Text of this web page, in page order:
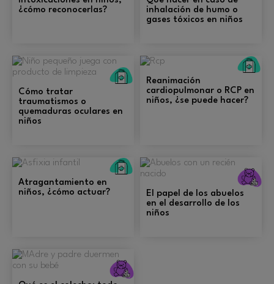
¿cómo reconocerlas?
inhalación de humo o
gases tóxicos en niños
auxilios
Cómo tratar
traumatismos o
quemaduras oculares en
niños
Reanimación
cardiopulmonar o RCP en
niños, ¿se puede hacer?
Primeros
auxilios
Atragantamiento en
niños, ¿cómo actuar?
El papel de los abuelos
en el desarrollo de los
niños